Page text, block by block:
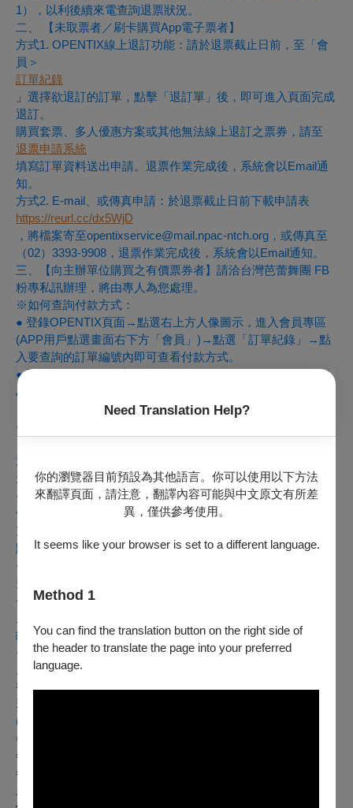
Need Translation Help?
你的瀏覽器目前預設為其他語言。你可以使用以下方法
來翻譯頁面，請注意，翻譯內容可能與中文原文有所差
異，僅供參考使用。
It seems like your browser is set to a different language.
Method 1
You can find the translation button on the right side of
the header to translate the page into your preferred
language.
1），以利後續來電查詢退票狀況。
二、 【未取票者／刷卡購買App電子票者】
方式1. OPENTIX線上退訂功能：請於退票截止日前，至「會
員＞
訂單紀錄
」 選擇欲退訂的訂單，點擊「退訂單」後，即可進入頁面完成
退訂。
購買套票、多人優惠方案或其他無法線上退訂之票券，請至
退票申請系統
填寫訂單資料送出申請。退票作業完成後，系統會以Email通
知。
方式2. E-mail、或傳真申請：於退票截止日前下載申請表
https://reurl.cc/dx5WjD
，將檔案寄至opentixservice@mail.npac-ntch.org，或傳真至
（02）3393-9908，退票作業完成後，系統會以Email通知。
三、【向主辦單位購買之有價票券者】 請洽台灣芭蕾舞團 FB
粉專私訊辦理，將由專人為您處理。
※如何查詢付款方式：
● 登錄OPENTIX頁面→點選右上方人像圖示，進入會員專區
(APP用戶點選畫面右下方「會員」)→點選「訂單紀錄」→點
入要查詢的訂單編號內即可查看付款方式。
● 票券入場聯，票價旁的英文代號C為現金付款；V／M／J／
AE／AP／GP為刷卡付款，B為向主辦單位購票票券。
● 使用藝FUN券折抵票款者，逾藝FUN券使用期限
退返還，藝FUN券折抵金額無法以現金、刷卡或其他形式返
還。
● 如訂單使用點數折抵，退訂單時，系統扣除退訂手續費後會
優先退還點數，此筆訂單之折抵點數全數退完後，才會將刷卡
支付之金額刷退回購票使用信用卡。提醒你，如退訂時抵用的
點數已過期，退還點數的效期將無法延展與恢復。
● 退票以票面金額為計算標準，取票所產生之郵寄費或服務
費、退票寄回郵資等均不屬於退票費用計算內。
● 原訂單如為線上購買或分銷點購買並有歸戶OPENTIX會
紀錄，查詢訂單狀態。
● 現金購票選擇郵寄辦理，約7-12個工作日匯款至你指定之帳
戶，刷卡購票則退至原購票信用卡，約7-10個工作日可向發卡
行查詢到該筆款項。
若有其他疑問，請洽詢OPENTIX兩廳院文化生活客服中心
(02)3393-9888 (每日09:00-20:00)
=============================================
=============================================
==========